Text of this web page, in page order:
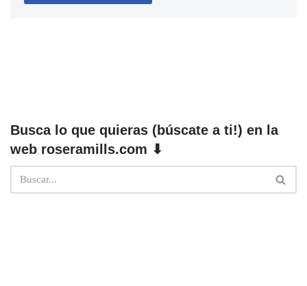
Busca lo que quieras (búscate a ti!) en la
web roseramills.com ⬇